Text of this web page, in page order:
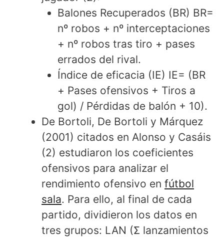
Balones Recuperados (BR) BR=
nº robos + nº interceptaciones
+ nº robos tras tiro + pases
errados del rival.
Índice de eficacia (IE) IE= (BR
+ Pases ofensivos + Tiros a
gol) / Pérdidas de balón + 10).
De Bortoli, De Bortoli y Márquez
(2001) citados en Alonso y Casáis
(2) estudiaron los coeficientes
ofensivos para analizar el
rendimiento ofensivo en fútbol
sala. Para ello, al final de cada
partido, dividieron los datos en
tres grupos: LAN (Σ lanzamientos